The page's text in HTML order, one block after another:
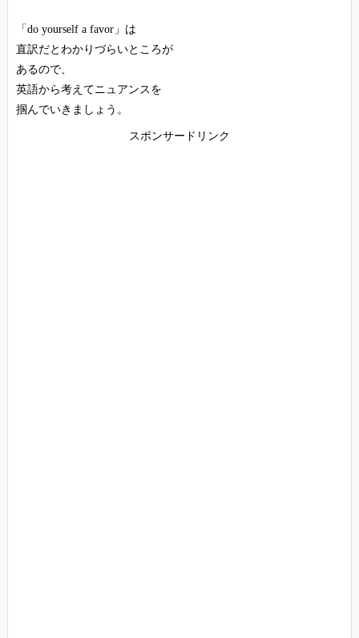
「do yourself a favor」は
直訳だとわかりづらいところが
あるので、
英語から考えてニュアンスを
掴んでいきましょう。
スポンサードリンク